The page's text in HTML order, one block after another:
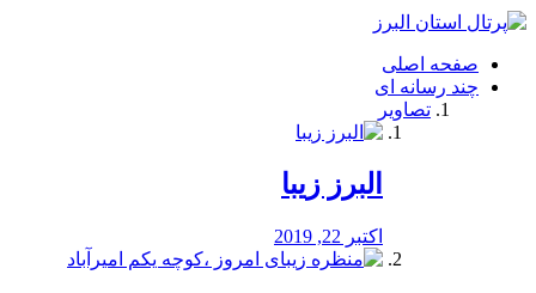
فصد
شرق
تهران
خشکشویی
صفحه اصلی
چند رسانه ای
تصاویر
البرز زیبا
اکتبر 22, 2019